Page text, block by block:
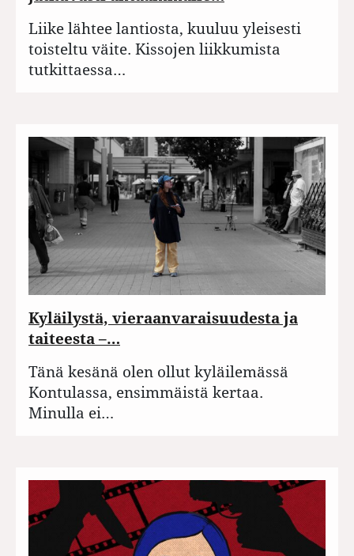
Liike lähtee lantiosta, kuuluu yleisesti
toisteltu väite. Kissojen liikkumista
tutkittaessa…
Kyläilystä, vieraanvaraisuudesta ja
taiteesta –…
Tänä kesänä olen ollut kyläilemässä
Kontulassa, ensimmäistä kertaa.
Minulla ei…